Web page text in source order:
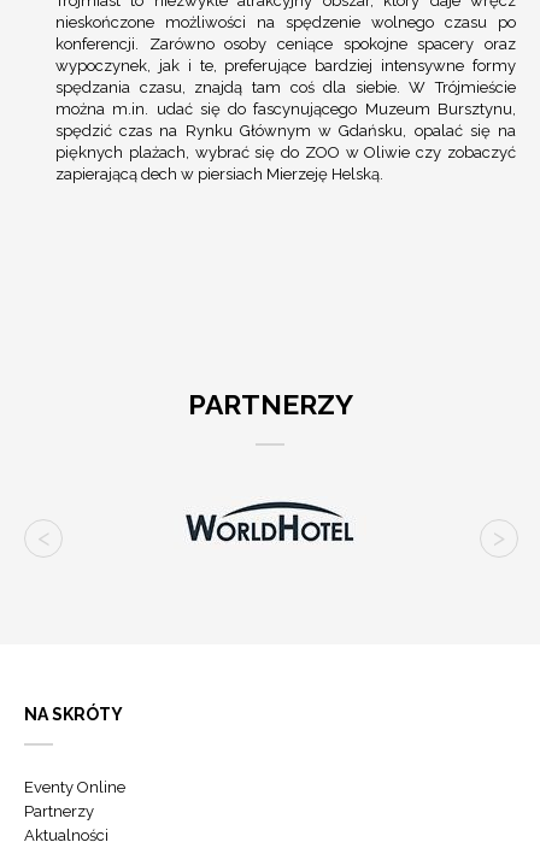
nieskończone możliwości na spędzenie wolnego czasu po
konferencji. Zarówno osoby ceniące spokojne spacery oraz
wypoczynek, jak i te, preferujące bardziej intensywne formy
spędzania czasu, znajdą tam coś dla siebie. W Trójmieście
można m.in. udać się do fascynującego Muzeum Bursztynu,
spędzić czas na Rynku Głównym w Gdańsku, opalać się na
pięknych plażach, wybrać się do ZOO w Oliwie czy zobaczyć
zapierającą dech w piersiach Mierzeję Helską.
PARTNERZY
NA SKRÓTY
Eventy Online
Partnerzy
Aktualności